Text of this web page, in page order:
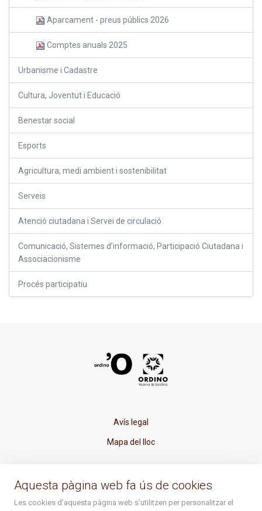
Aparcament - preus públics 2026
Comptes anuals 2025
Urbanisme i Cadastre
Cultura, Joventut i Educació
Benestar social
Esports
Agricultura, medi ambient i sostenibilitat
Serveis
Atenció ciutadana i Servei de circulació
Comunicació, Sistemes d’informació, Participació Ciutadana i
Associacionisme
Procés participatiu
Avís legal
Mapa del lloc
atenciociutadana@ordino.ad
Aquesta pàgina web fa ús de cookies
Les cookies d’aquesta pàgina web s’utilitzen per personalitzar el